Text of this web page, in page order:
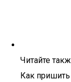
Читайте
Как пришить